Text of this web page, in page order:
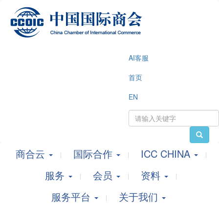
AI客服
首页
EN
商合云 国际合作
ICC CHINA
服务
会员
资料
服务平台
关于我们